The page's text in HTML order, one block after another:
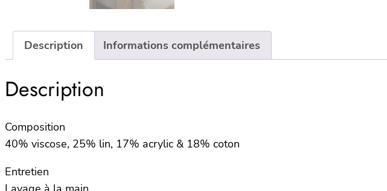
Description Informations complémentaires
Description
Composition
40% viscose, 25% lin, 17% acrylic & 18% coton
Entretien